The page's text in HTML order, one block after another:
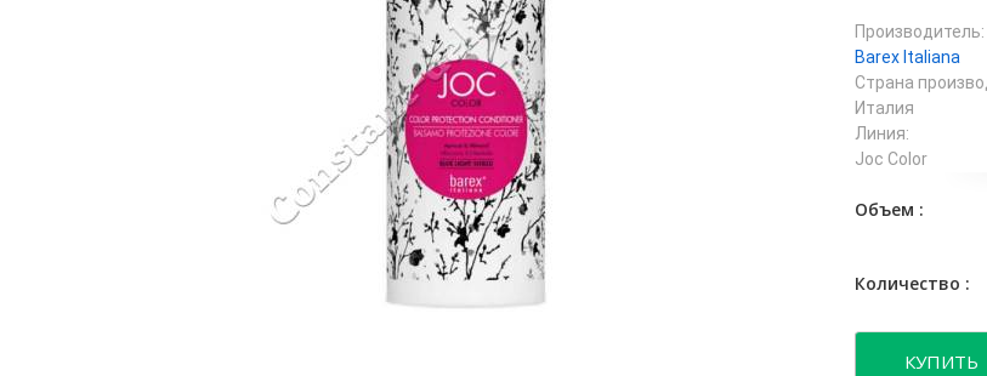
Производитель:
Barex Italiana
Страна
Италия
Линия:
Joc Color
Объем
Количество